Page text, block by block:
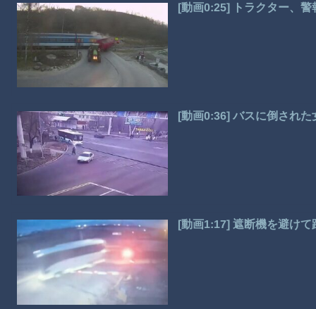
[動画0:25] トラクター、
[動画0:36] バスに倒され
[動画1:17] 遮断機を避け